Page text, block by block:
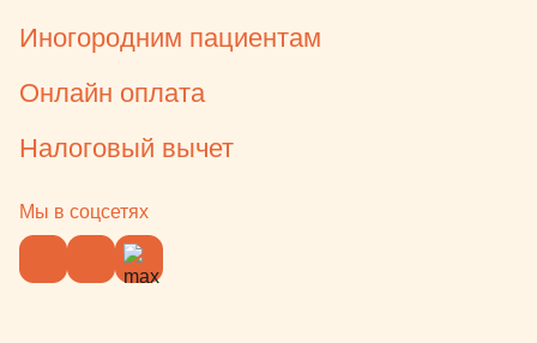
Иногородним пациентам
Онлайн оплата
Налоговый вычет
Мы в соцсетях